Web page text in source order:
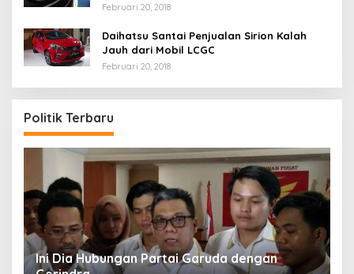
Februari 20, 2018
Daihatsu Santai Penjualan Sirion Kalah
Jauh dari Mobil LCGC
Februari 20, 2018
Politik Terbaru
Strategi PPP Menangkan Duet Ganjar dan Gus